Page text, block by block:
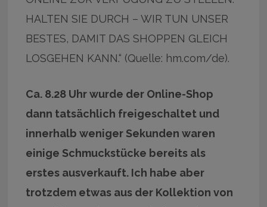
HALTEN SIE DURCH – WIR TUN UNSER
BESTES, DAMIT DAS SHOPPEN GLEICH
LOSGEHEN KANN.“ (Quelle: hm.com/de).
Ca. 8.28 Uhr wurde der Online-Shop
dann tatsächlich freigeschaltet und
innerhalb weniger Sekunden waren
einige Schmuckstücke bereits als
erstes ausverkauft. Ich habe aber
trotzdem etwas aus der Kollektion von